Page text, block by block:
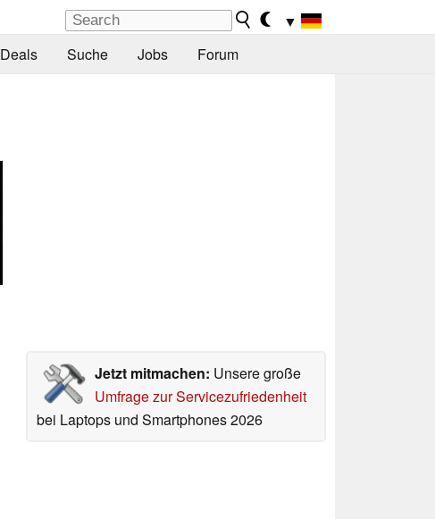
▼
Deals Suche Jobs Forum
Jetzt mitmachen: Unsere große
Umfrage zur Servicezufriedenheit
bei Laptops und Smartphones 2026